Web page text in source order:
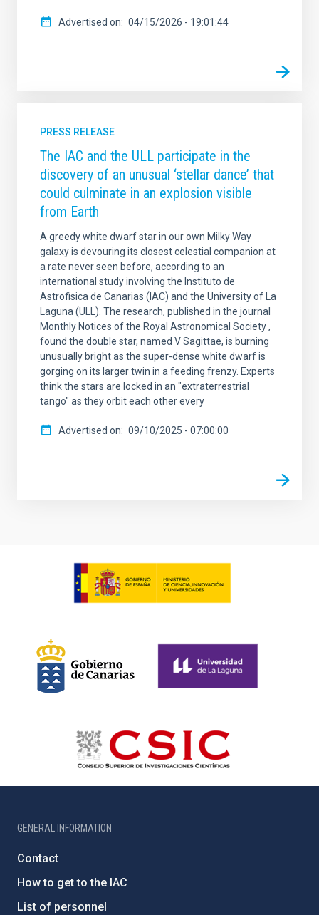
Advertised on 04/15/2026 - 19:01:44
PRESS RELEASE
The IAC and the ULL participate in the
discovery of an unusual ‘stellar dance’ that
could culminate in an explosion visible
from Earth
A greedy white dwarf star in our own Milky Way
galaxy is devouring its closest celestial companion at
a rate never seen before, according to an
international study involving the Instituto de
Astrofisica de Canarias (IAC) and the University of La
Laguna (ULL). The research, published in the journal
Monthly Notices of the Royal Astronomical Society ,
found the double star, named V Sagittae, is burning
unusually bright as the super-dense white dwarf is
gorging on its larger twin in a feeding frenzy. Experts
think the stars are locked in an "extraterrestrial
tango" as they orbit each other every
Advertised on 09/10/2025 - 07:00:00
GENERAL INFORMATION
Contact
How to get to the IAC
List of personnel